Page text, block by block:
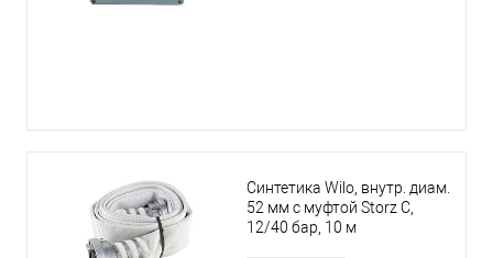
Синтетика Wilo, внутр. диам.
52 мм с муфтой Storz C,
12/40 бар, 10 м